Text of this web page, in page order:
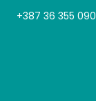
+387 36 355 090